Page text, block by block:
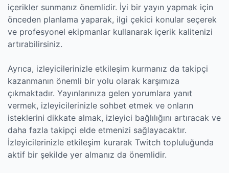
içerikler sunmanız önemlidir. İyi bir yayın yapmak için
önceden planlama yaparak, ilgi çekici konular seçerek
ve profesyonel ekipmanlar kullanarak içerik kalitenizi
artırabilirsiniz.
Ayrıca, izleyicilerinizle etkileşim kurmanız da takipçi
kazanmanın önemli bir yolu olarak karşımıza
çıkmaktadır. Yayınlarınıza gelen yorumlara yanıt
vermek, izleyicilerinizle sohbet etmek ve onların
isteklerini dikkate almak, izleyici bağlılığını artıracak ve
daha fazla takipçi elde etmenizi sağlayacaktır.
İzleyicilerinizle etkileşim kurarak Twitch topluluğunda
aktif bir şekilde yer almanız da önemlidir.